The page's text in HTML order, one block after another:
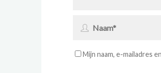
Mijn naam, e-mailadres